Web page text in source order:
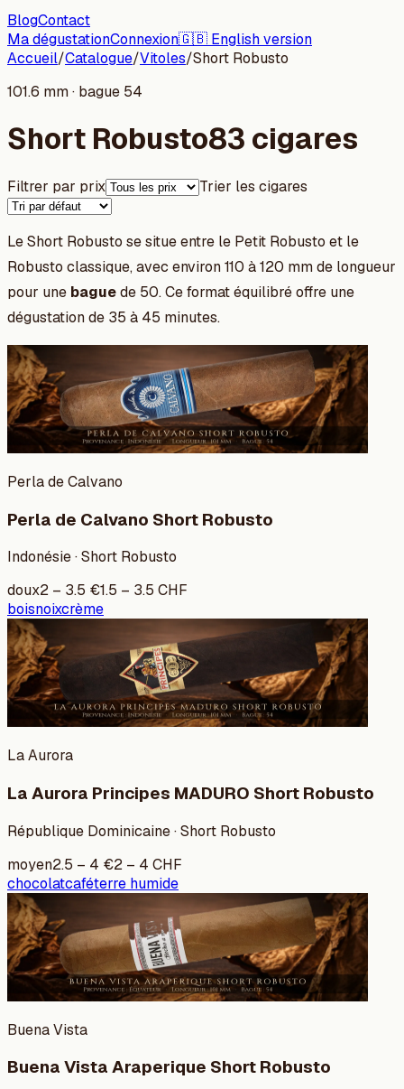
BlogContact
Ma dégustationConnexion🇬🇧 English version
Accueil/Catalogue/Vitoles/Short Robusto
101.6 mm · bague 54
Short Robusto83 cigares
Filtrer par prix Trier les cigares
Le Short Robusto se situe entre le Petit Robusto et le
Robusto classique, avec environ 110 à 120 mm de longueur
pour une baguede 50. Ce format équilibré offre une
dégustation de 35 à 45 minutes.
Perla de Calvano
Perla de Calvano Short Robusto
Indonésie · Short Robusto
doux2 – 3.5 €1.5 – 3.5 CHF
boisnoixcrème
La Aurora
La Aurora Principes MADURO Short Robusto
République Dominicaine · Short Robusto
moyen2.5 – 4 €2 – 4 CHF
chocolatcaféterre humide
Buena Vista
Buena Vista Araperique Short Robusto